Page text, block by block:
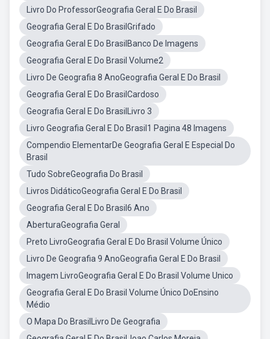
Livro Do ProfessorGeografia Geral E Do Brasil
Geografia Geral E Do BrasilGrifado
Geografia Geral E Do BrasilBanco De Imagens
Geografia Geral E Do Brasil Volume2
Livro De Geografia 8 AnoGeografia Geral E Do Brasil
Geografia Geral E Do BrasilCardoso
Geografia Geral E Do BrasilLivro 3
Livro Geografia Geral E Do Brasil1 Pagina 48 Imagens
Compendio ElementarDe Geografia Geral E Especial Do
Brasil
Tudo SobreGeografia Do Brasil
Livros DidáticoGeografia Geral E Do Brasil
Geografia Geral E Do Brasil6 Ano
AberturaGeografia Geral
Preto LivroGeografia Geral E Do Brasil Volume Único
Livro De Geografia 9 AnoGeografia Geral E Do Brasil
Imagem LivroGeografia Geral E Do Brasil Volume Unico
Geografia Geral E Do Brasil Volume Único DoEnsino
Médio
O Mapa Do BrasilLivro De Geografia